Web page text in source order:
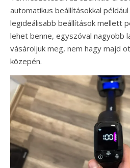
automatikus beállításokkal
legideálisabb beállítások mellett
lehet benne, egyszóval nagyobb
vásároljuk meg, nem hagy majd
közepén.